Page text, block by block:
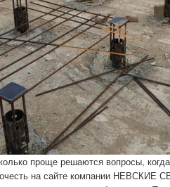
проще решаются вопросы,
на сайте компании НЕВСКИЕ